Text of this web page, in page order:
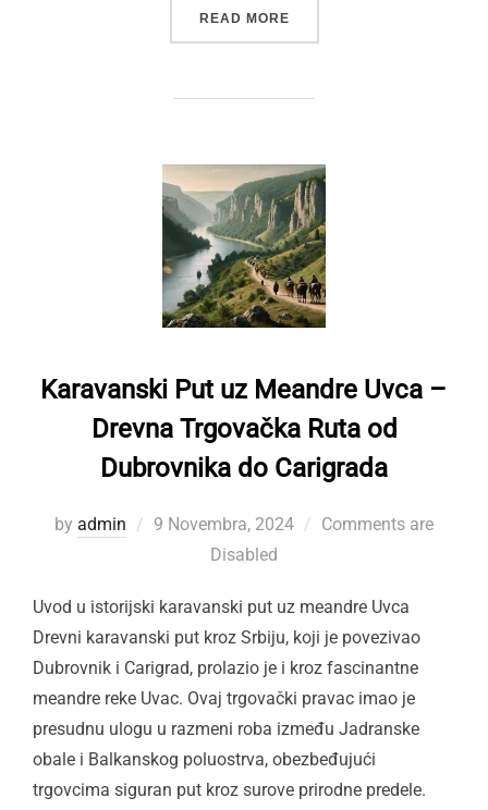
READ MORE“KARAVANSKI PUT UZ
Karavanski Put uz Meandre Uvca –
Drevna Trgovačka Ruta od
Dubrovnika do Carigrada
by admin
Posted
9 Novembra, 2024
Comments are
Disabled
Uvod u istorijski karavanski put uz meandre Uvca
Drevni karavanski put kroz Srbiju, koji je povezivao
Dubrovnik i Carigrad, prolazio je i kroz fascinantne
meandre reke Uvac. Ovaj trgovački pravac imao je
presudnu ulogu u razmeni roba između Jadranske
obale i Balkanskog poluostrva, obezbeđujući
trgovcima siguran put kroz surove prirodne predele.